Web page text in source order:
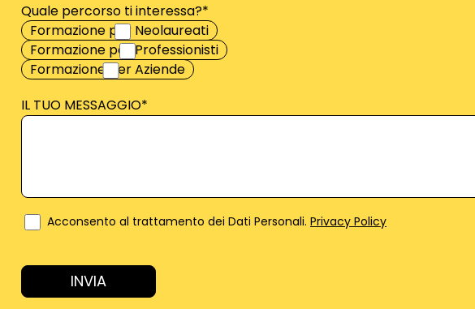
Quale percorso ti interessa?*
Formazione per Neolaureati
Formazione per Professionisti
Formazione per Aziende
IL TUO MESSAGGIO*
Acconsento al trattamento dei Dati Personali. Privacy Policy